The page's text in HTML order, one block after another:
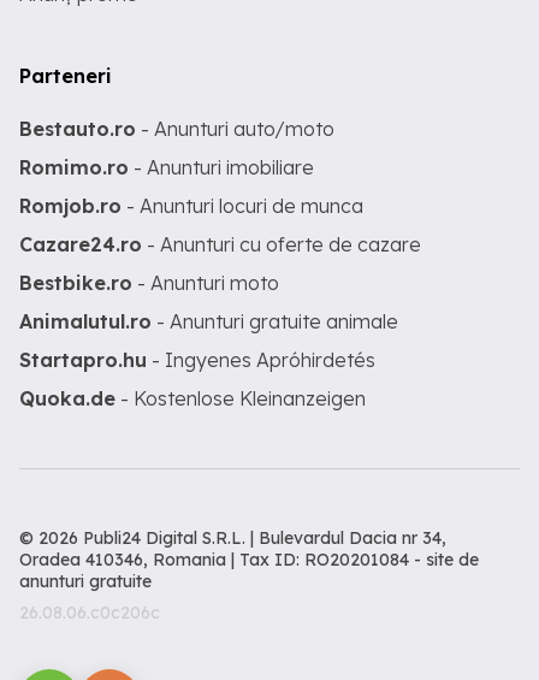
Parteneri
Bestauto.ro - Anunturi auto/moto
Romimo.ro - Anunturi imobiliare
Romjob.ro - Anunturi locuri de munca
Cazare24.ro - Anunturi cu oferte de cazare
Bestbike.ro - Anunturi moto
Animalutul.ro - Anunturi gratuite animale
Startapro.hu - Ingyenes Apróhirdetés
Quoka.de - Kostenlose Kleinanzeigen
© 2026 Publi24 Digital S.R.L. | Bulevardul Dacia nr 34,
Oradea 410346, Romania | Tax ID: RO20201084 - site de
anunturi gratuite
26.08.06.c0c206c